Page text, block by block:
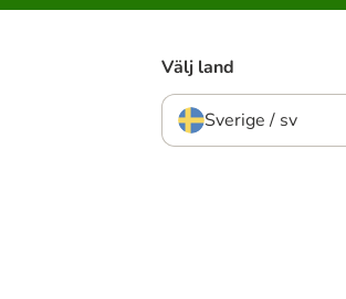
Välj land
Sverige / sv